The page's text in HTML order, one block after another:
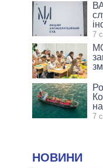
7
7
НОВИНИ